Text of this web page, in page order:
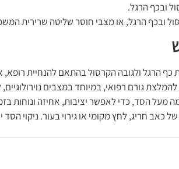
ובכף הרגל.
ובכף הרגל, או מצבי חוסר שליטה שרירית
הרגל ולגובה הקרסול בהתאם להנחיית רופא,
גורם רפואי, במיוחד במצבים
מעל הסד, כדי לאפשר יציבות, אחיזה ונוחות
כאב חריג, לחץ מקומי או גירוי בעור. ניקוי